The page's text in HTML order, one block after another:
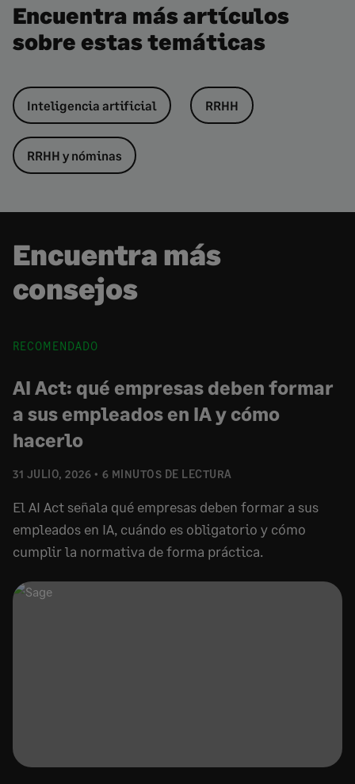
Encuentra más artículos
sobre estas temáticas
Inteligencia artificial RRHH
RRHH y nóminas
Encuentra más
consejos
RECOMENDADO
31 JULIO, 2026 6 MINUTOS DE LECTURA
AI Act: qué empresas deben formar
a sus empleados en IA y cómo
hacerlo
El AI Act señala qué empresas deben formar a sus
empleados en IA, cuándo es obligatorio y cómo
cumplir la normativa de forma práctica.